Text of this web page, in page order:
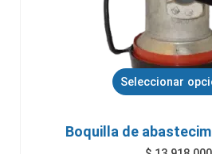
Seleccionar
Boquilla de